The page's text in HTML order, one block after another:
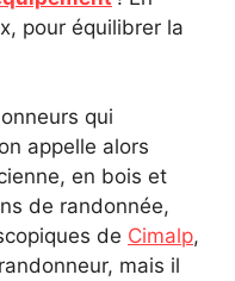
pour équilibrer la
qui
appelle alors
en bois et
de randonnée,
de Cimalp,
mais il